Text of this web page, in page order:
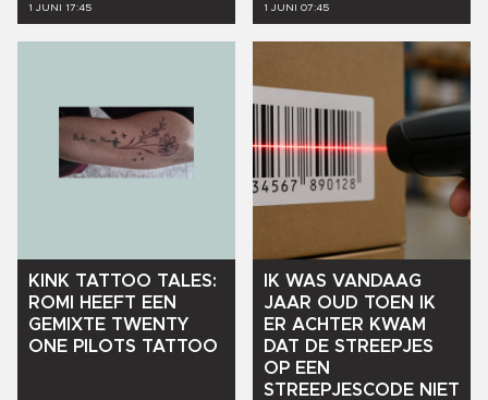
1 JUNI 17:45
1 JUNI 07:45
KINK TATTOO TALES:
ROMI
HEEFT EEN
GEMIXTE TWENTY
ONE PILOTS TATTOO
IK WAS VANDAAG
JAAR OUD TOEN
IK
ER ACHTER KWAM
DAT DE STREEPJES
OP EEN
STREEPJESCODE NIET